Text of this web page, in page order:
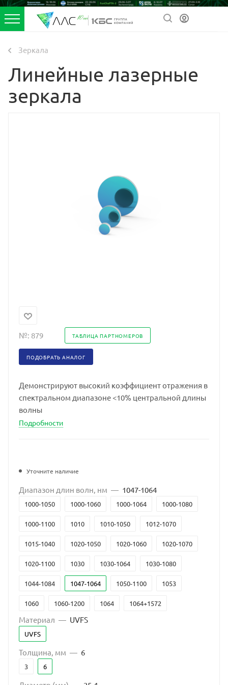
Зеркала
Линейные лазерные
зеркала
№: 879 ТАБЛИЦА ПАРТНОМЕРОВ
ПОДОБРАТЬ АНАЛОГ
Демонстрируют высокий коэффициент отражения в
спектральном диапазоне <10% центральной длины
волны
Подробности
Уточните наличие
Диапазон длин волн, нм — 1047-1064
1000-1050 1000-1060 1000-1064 1000-1080
1000-1100 1010 1010-1050 1012-1070
1015-1040 1020-1050 1020-1060 1020-1070
1020-1100 1030 1030-1064 1030-1080
1044-1084 1047-1064 1050-1100 1053
1060 1060-1200 1064 1064+1572
1064+633 1070
1160-1240, 1890-1990; 1890, 1900, 1910, 1940, 1965
1288-1344
1520-1570 1535
Материал — UVFS
UVFS
Толщина, мм — 6
3 6